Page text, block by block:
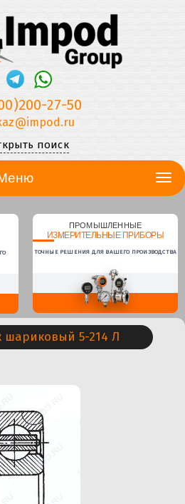
27-50
поиск
ПРОМЫШЛЕННЫЕ
ИЗМЕРИТЕЛЬНЫЕ ПРИБОРЫ
ТОЧНЫЕ РЕШЕНИЯ ДЛЯ ВАШЕГО ПРОИЗВОДСТВА
5-214 Л